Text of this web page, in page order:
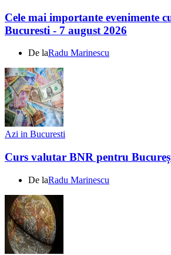
Cele mai importante evenimente
Bucuresti - 7 august 2026
De laRadu Marinescu
Azi in Bucuresti
Curs valutar BNR pentru
De laRadu Marinescu